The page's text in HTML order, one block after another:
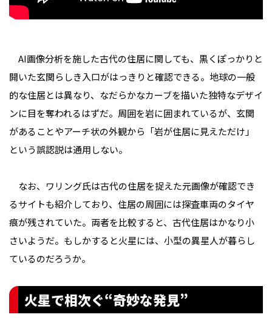
AI画像分析を施した古代の住居に関しても、黒くぽっかりと
開いた玄関らしき入口がはっきりと確認できる。地球の一般
的な住居とは異なり、なだらかなカーブを描いた独特なデザイ
ンに目を奪われるはずだ。周囲を岩に囲まれているが、玄関
があることやアーチ状の外観から「岩が住居に見えただけ」
という誤認説は通用しない。
なお、ワリング氏は古代の住居を捉えた元画像が確認でき
るサイトも紹介しており、住居の周囲には探査車両のタイヤ
痕が残されていた。両者を比較すると、古代住居はかなり小
さいようだ。もしかすると火星には、小型の異星人が暮らし
ているのだろうか。
火星で相次ぐ“奇妙な発見”